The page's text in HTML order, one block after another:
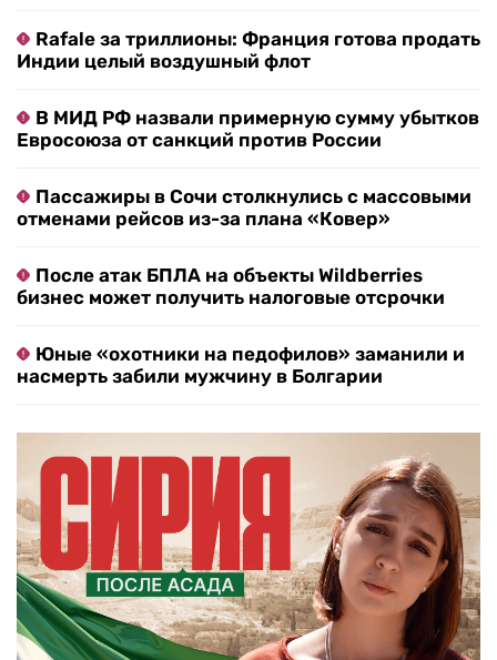
Rafale за триллионы: Франция готова продать
Индии целый воздушный флот
В МИД РФ назвали примерную сумму убытков
Евросоюза от санкций против России
Пассажиры в Сочи столкнулись с массовыми
отменами рейсов из-за плана «Ковер»
После атак БПЛА на объекты Wildberries
бизнес может получить налоговые отсрочки
Юные «охотники на педофилов» заманили и
насмерть забили мужчину в Болгарии